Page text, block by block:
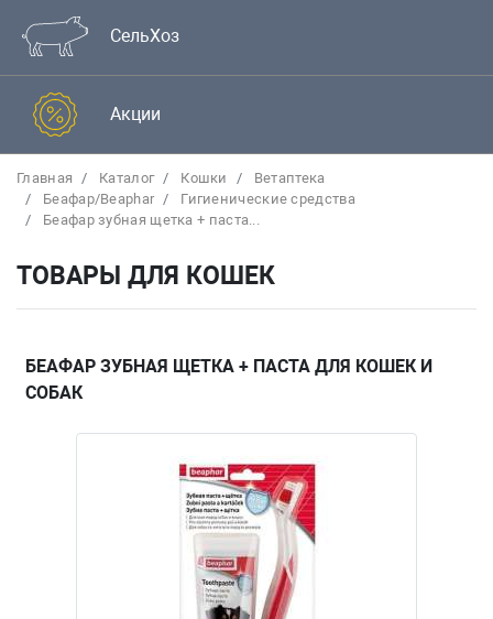
СельХоз
Акции
Главная Каталог Кошки
Bетаптека
Беафар/Beaphar
Гигиенические средства
Беафар зубная щетка + паста...
ТОВАРЫ ДЛЯ КОШЕК
БЕАФАР ЗУБНАЯ ЩЕТКА + ПАСТА ДЛЯ КОШЕК И
СОБАК